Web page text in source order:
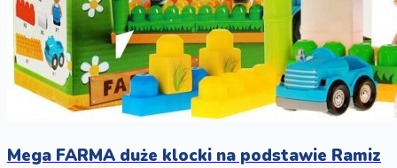
Mega FARMA duże klocki na podstawie Ramiz